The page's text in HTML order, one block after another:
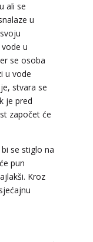
ali se
u
u
se osoba
u vode
stvara se
je pred
započet će
se stiglo na
pun
Kroz
55